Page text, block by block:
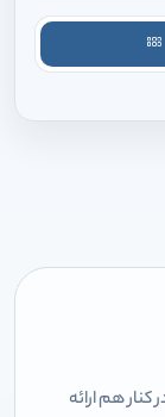
هم ارائه